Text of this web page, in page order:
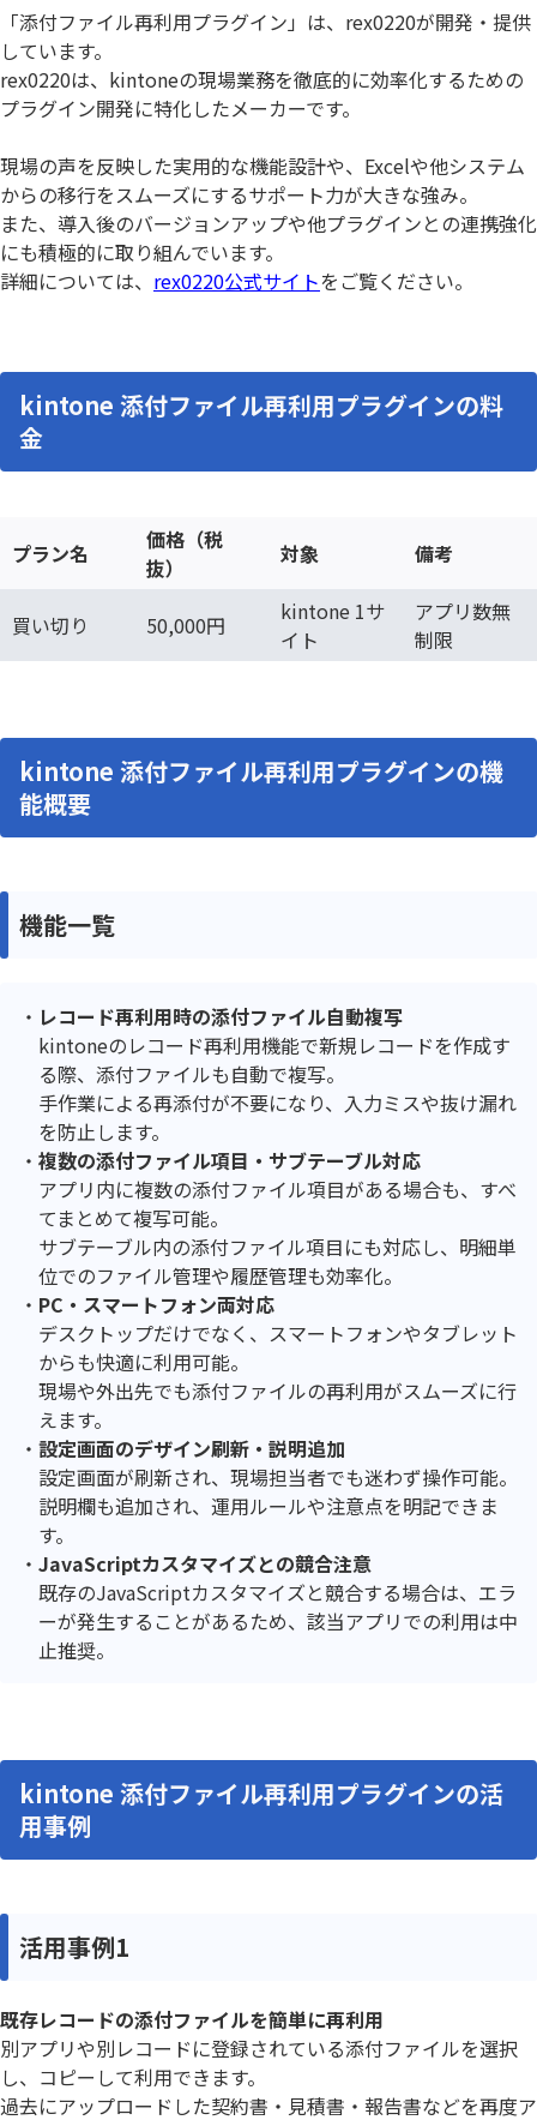
「添付ファイル再利用プラグイン」は、rex0220が開発・提供
しています。
rex0220は、kintoneの現場業務を徹底的に効率化するための
プラグイン開発に特化したメーカーです。
現場の声を反映した実用的な機能設計や、Excelや他システム
からの移行をスムーズにするサポート力が大きな強み。
また、導入後のバージョンアップや他プラグインとの連携強化
にも積極的に取り組んでいます。
詳細については、 rex0220公式サイトをご覧ください。
kintone 添付ファイル再利用プラグインの料
金
プラン名
価格（税
抜）
対象 備考
買い切り 50,000円
kintone 1サ
イト
アプリ数無
制限
kintone 添付ファイル再利用プラグインの機
能概要
機能一覧
レコード再利用時の添付ファイル自動複写
kintoneのレコード再利用機能で新規レコードを作成す
る際、添付ファイルも自動で複写。
手作業による再添付が不要になり、入力ミスや抜け漏れ
を防止します。
複数の添付ファイル項目・サブテーブル対応
アプリ内に複数の添付ファイル項目がある場合も、すべ
てまとめて複写可能。
サブテーブル内の添付ファイル項目にも対応し、明細単
位でのファイル管理や履歴管理も効率化。
PC・スマートフォン両対応
デスクトップだけでなく、スマートフォンやタブレット
からも快適に利用可能。
現場や外出先でも添付ファイルの再利用がスムーズに行
えます。
設定画面のデザイン刷新・説明追加
設定画面が刷新され、現場担当者でも迷わず操作可能。
説明欄も追加され、運用ルールや注意点を明記できま
す。
JavaScriptカスタマイズとの競合注意
既存のJavaScriptカスタマイズと競合する場合は、エラ
ーが発生することがあるため、該当アプリでの利用は中
止推奨。
kintone 添付ファイル再利用プラグインの活
用事例
活用事例1
既存レコードの添付ファイルを簡単に再利用
別アプリや別レコードに登録されている添付ファイルを選択
し、コピーして利用できます。
過去にアップロードした契約書・見積書・報告書などを再度ア